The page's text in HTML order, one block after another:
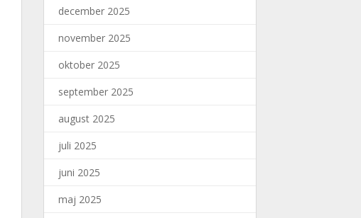
december 2025
november 2025
oktober 2025
september 2025
august 2025
juli 2025
juni 2025
maj 2025